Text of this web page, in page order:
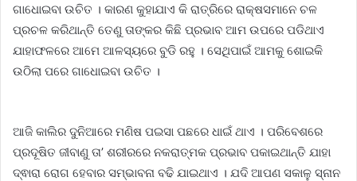
ଗାଧୋଇବା ଉଚିତ । କାରଣ କୁହାଯାଏ କି ରାତ୍ରିରେ ରାକ୍ଷସମାନେ ଚଳ
ପ୍ରଚଳ କରିଥାନ୍ତି ତେଣୁ ତାଙ୍କର କିଛି ପ୍ରଭାବ ଆମ ଉପରେ ପଡିଥାଏ
ଯାହାଫଳରେ ଆମେ ଆଳସ୍ୟରେ ବୁଡି ରହୁ । ସେଥିପାଇଁ ଆମକୁ ଶୋଇକି
ଉଠିଲା ପରେ ଗାଧୋଇବା ଉଚିତ ।
ଆଜି କାଲିର ଦୁନିଆରେ ମଣିଷ ପଇସା ପଛରେ ଧାଇଁ ଥାଏ । ପରିବେଶରେ
ପ୍ରଦୂଷିତ ଜୀବାଣୁ ତା’ ଶରୀରରେ ନକରାତ୍ମକ ପ୍ରଭାବ ପକାଇଥାନ୍ତି ଯାହା
ଦ୍ଵାରା ରୋଗ ହେବାର ସମ୍ଭାବନା ବଢି ଯାଇଥାଏ । ଯଦି ଆପଣ ସକାଳୁ ସ୍ନାନ